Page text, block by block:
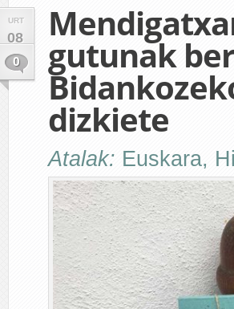
URT
08
0
gutunak
dizkiete
Atalak: Euskara,